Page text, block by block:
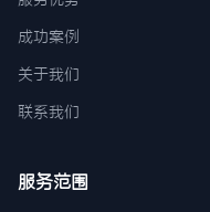
成功案例
关于我们
联系我们
服务范围